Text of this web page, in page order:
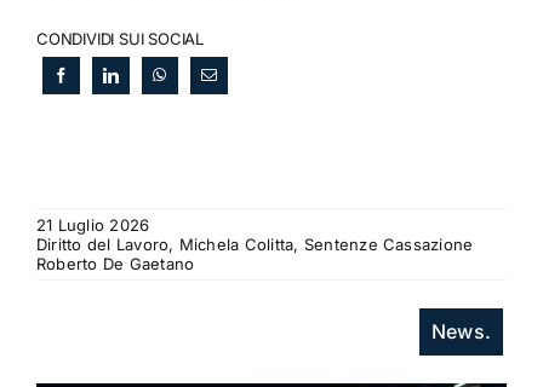
CONDIVIDI SUI SOCIAL
21 Luglio 2026
Diritto del Lavoro, Michela Colitta, Sentenze Cassazione
Roberto De Gaetano
News.